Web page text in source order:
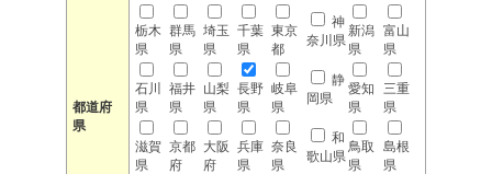
都道府
県
栃木
県
群馬
県
埼玉
県
千葉
県
東京
都
神
奈川県
新潟
県
富山
県
石川
県
福井
県
山梨
県
長野
県
岐阜
県
静
岡県
愛知
県
三重
県
滋賀
県
京都
府
大阪
府
兵庫
県
奈良
県
和
歌山県
鳥取
県
島根
県